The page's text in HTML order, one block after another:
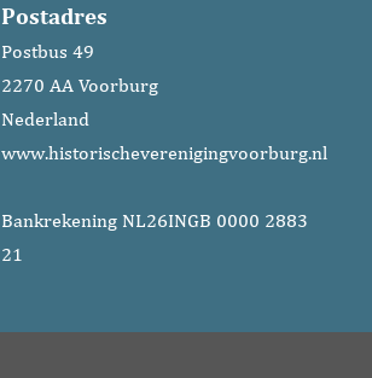
Postadres
Postbus 49
2270 AA Voorburg
Nederland
www.historischeverenigingvoorburg.nl
Bankrekening NL26INGB 0000 2883
21